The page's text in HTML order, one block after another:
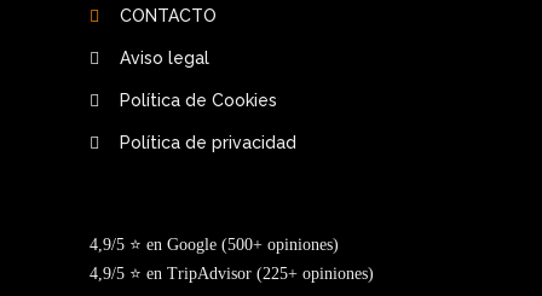
CONTACTO
Aviso legal
Política de Cookies
Política de privacidad
4,9/5 ⭐ en Google (500+ opiniones)
4,9/5 ⭐ en TripAdvisor (225+ opiniones)